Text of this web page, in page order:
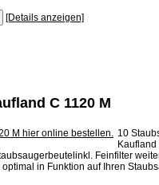
[Details anzeigen]
C 1120 M
10
Feinfilter
in Funktion auf Ihren